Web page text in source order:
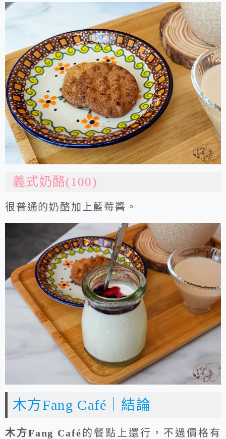
義式奶酪(100)
很普通的奶酪加上藍莓醬。
木方Fang Café｜結論
木方Fang Café的餐點上還行，不過價格有